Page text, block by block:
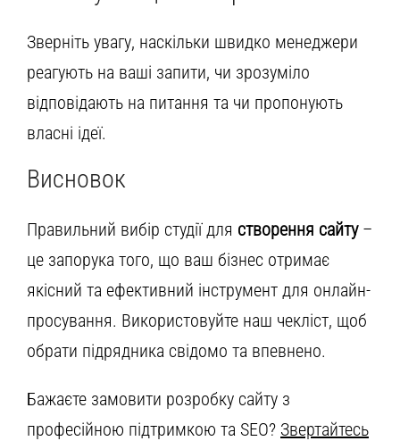
Зверніть увагу, наскільки швидко менеджери
реагують на ваші запити, чи зрозуміло
відповідають на питання та чи пропонують
власні ідеї.
Висновок
Правильний вибір студії для створення сайту–
це запорука того, що ваш бізнес отримає
якісний та ефективний інструмент для онлайн-
просування. Використовуйте наш чекліст, щоб
обрати підрядника свідомо та впевнено.
Бажаєте замовити розробку сайту з
професійною підтримкою та SEO? Звертайтесь